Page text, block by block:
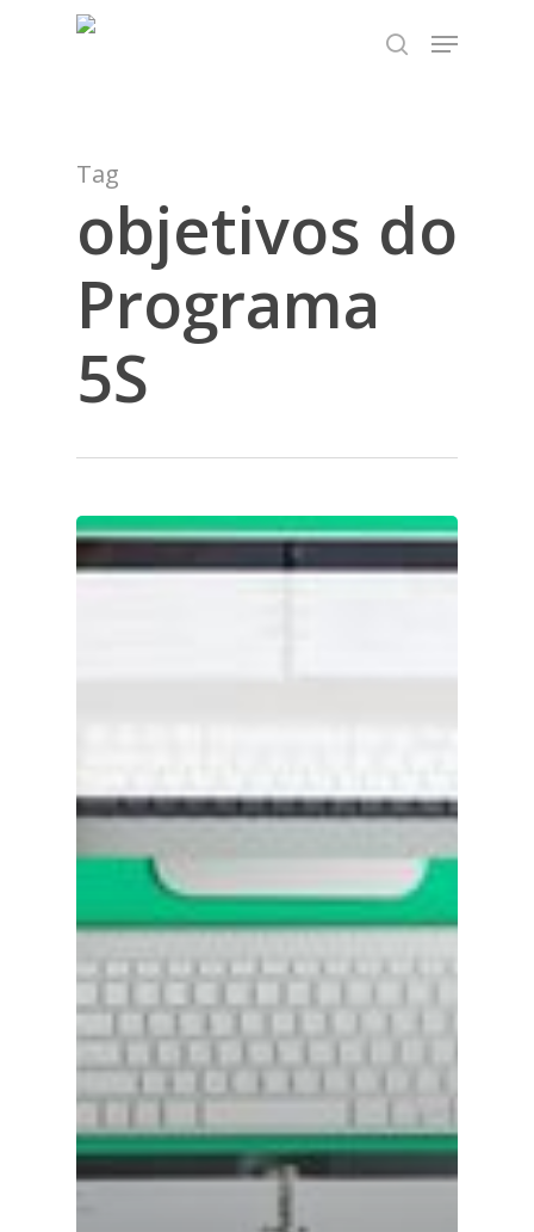
TEST89838
search
Menu
Tag
objetivos do
Programa
5S